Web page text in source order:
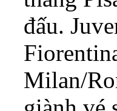
đấu.
Milan/